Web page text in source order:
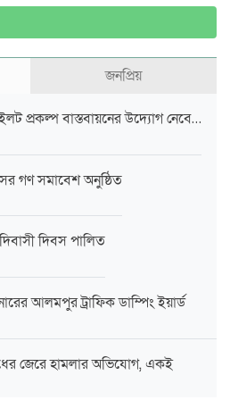
জনপ্রিয়
প্রকল্প বাস্তবায়নের উদ্যোগ নেবে…
গণ সমাবেশ অনুষ্ঠিত
দিবস পালিত
আলমপুর ট্রাফিক ডাম্পিং ইয়ার্ড
জেরে হামলার অভিযোগ, একই